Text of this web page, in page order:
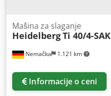
Nemačka 1.121 km
Mašina za slaganje
HeidelbergTi 40/4-SAK
Informacije o ceni